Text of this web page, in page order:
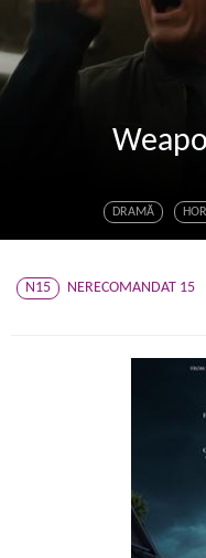
DRAMĂ
N15
NERECOMANDAT 15